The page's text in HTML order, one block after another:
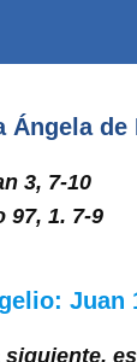
Ángela de
3, 7-10
97, 1. 7-9
Juan
siguiente,